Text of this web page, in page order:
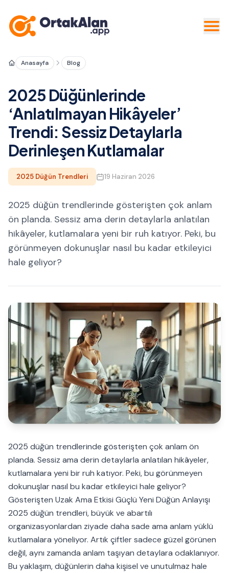
Anasayfa Blog
2025 Düğünlerinde
‘Anlatılmayan Hikâyeler’
Trendi: Sessiz Detaylarla
Derinleşen Kutlamalar
2025 Düğün Trendleri 19 Haziran 2026
2025 düğün trendlerinde gösterişten çok anlam
ön planda. Sessiz ama derin detaylarla anlatılan
hikâyeler, kutlamalara yeni bir ruh katıyor. Peki, bu
görünmeyen dokunuşlar nasıl bu kadar etkileyici
hale geliyor?
2025 düğün trendlerinde gösterişten çok anlam ön
planda. Sessiz ama derin detaylarla anlatılan hikâyeler,
kutlamalara yeni bir ruh katıyor. Peki, bu görünmeyen
dokunuşlar nasıl bu kadar etkileyici hale geliyor?
Gösterişten Uzak Ama Etkisi Güçlü Yeni Düğün Anlayışı
2025 düğün trendleri, büyük ve abartılı
organizasyonlardan ziyade daha sade ama anlam yüklü
kutlamalara yöneliyor. Artık çiftler sadece güzel görünen
değil, aynı zamanda anlam taşıyan detaylara odaklanıyor.
Bu yaklaşım, düğünlerin daha kişisel ve unutulmaz hale